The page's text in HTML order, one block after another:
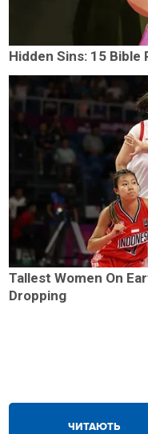
ЧИТАЮТЬ
Hidden Sins: 15
Tallest Women On
Dropping